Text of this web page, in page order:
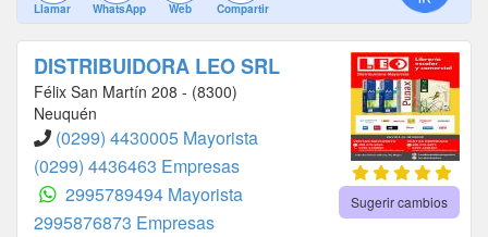
Llamar WhatsApp Web Compartir
DISTRIBUIDORA LEO SRL
Félix San Martín 208 - (8300)
Neuquén
(0299) 4430005 Mayorista
(0299) 4436463 Empresas
2995789494 Mayorista
2995876873 Empresas
Sugerir cambios